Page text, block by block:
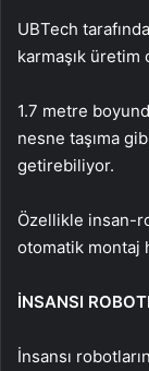
UBTech
karmaşık üretim
1.7 metre
nesne taşıma
getirebiliyor.
Özellikle insan-
otomatik montaj
İNSANSI
İnsansı